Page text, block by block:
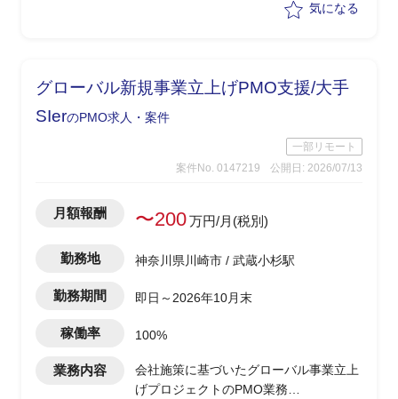
・クライアントへの状況報告、説明支援
管理/経費)領域の導入支援全般
気になる
グローバル新規事業立上げPMO支援/大手
SIerのPMO求人・案件
一部リモート
案件No. 0147219
公開日: 2026/07/13
月額報酬 〜200万円/月(税別)
勤務地 神奈川県川崎市 / 武蔵小杉駅
勤務期間 即日～2026年10月末
稼働率 100%
業務内容
会社施策に基づいたグローバル事業立上
げプロジェクトのPMO業務